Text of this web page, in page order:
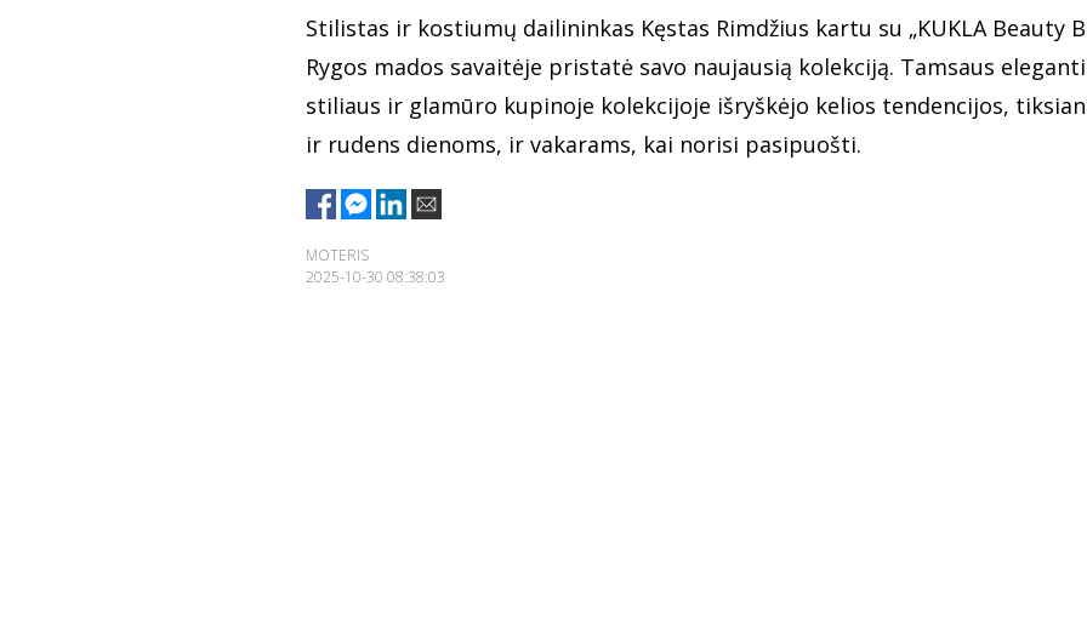
Stilistas ir kostiumų dailininkas Kęstas Rimdžius kartu su „KUKLA Beauty
Rygos mados savaitėje pristatė savo naujausią kolekciją. Tamsaus
stiliaus ir glamūro kupinoje kolekcijoje išryškėjo kelios tendencijos,
ir rudens dienoms, ir vakarams, kai norisi pasipuošti.
MOTERIS
2025-10-30 08:38:03